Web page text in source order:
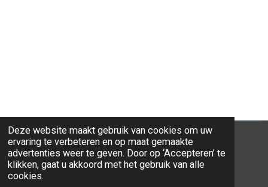
Deze website maakt gebruik van cookies om uw
ervaring te verbeteren en op maat gemaakte
advertenties weer te geven. Door op ‘Accepteren’ te
klikken, gaat u akkoord met het gebruik van alle
cookies.
© 2026 Ravi-Stones